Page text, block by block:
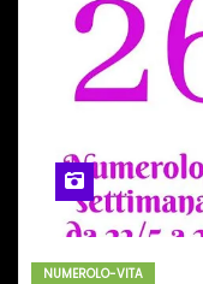
NUMEROLO-VITA